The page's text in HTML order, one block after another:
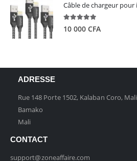
5.00out of 5
10 000 CFA
ADRESSE
Rue 148 Porte 1502, Kalaban Coro, Mali
Bamako
Mali
CONTACT
support@zoneaffaire.com